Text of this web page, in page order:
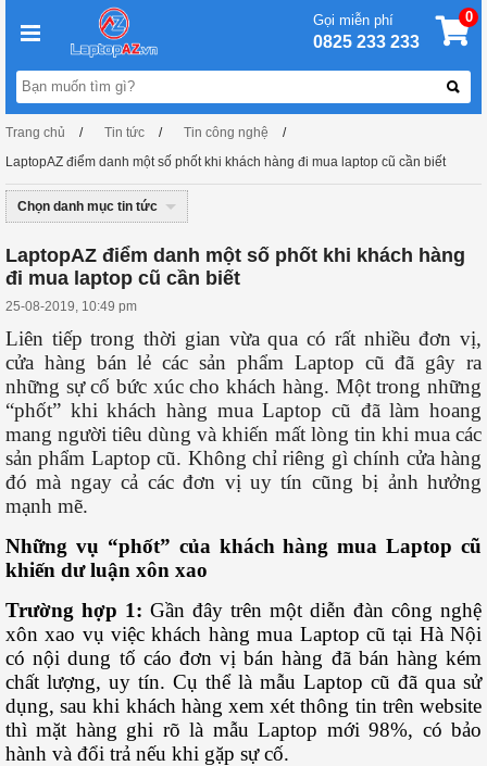
Gọi miễn phí
0825 233 233
0
Trang chủ Tin tức
Tin công nghệ
LaptopAZ điểm danh một số phốt khi khách hàng đi mua laptop cũ cần biết
Chọn danh mục tin tức
LaptopAZ điểm danh một số phốt khi khách hàng
đi mua laptop cũ cần biết
25-08-2019, 10:49 pm
Liên tiếp trong thời gian vừa qua có rất nhiều đơn vị,
cửa hàng bán lẻ các sản phẩm Laptop cũ đã gây ra
những sự cố bức xúc cho khách hàng. Một trong những
“phốt” khi khách hàng mua Laptop cũ đã làm hoang
mang người tiêu dùng và khiến mất lòng tin khi mua các
sản phẩm Laptop cũ. Không chỉ riêng gì chính cửa hàng
đó mà ngay cả các đơn vị uy tín cũng bị ảnh hưởng
mạnh mẽ.
Những vụ “phốt” của khách hàng mua Laptop cũ
khiến dư luận xôn xao
Trường hợp 1: Gần đây trên một diễn đàn công nghệ
xôn xao vụ việc khách hàng mua Laptop cũ tại Hà Nội
có nội dung tố cáo đơn vị bán hàng đã bán hàng kém
chất lượng, uy tín. Cụ thể là mẫu Laptop cũ đã qua sử
dụng, sau khi khách hàng xem xét thông tin trên website
thì mặt hàng ghi rõ là mẫu Laptop mới 98%, có bảo
hành và đổi trả nếu khi gặp sự cố.